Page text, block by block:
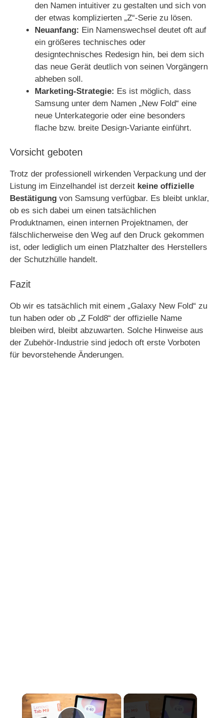
den Namen intuitiver zu gestalten und sich von
der etwas komplizierten „Z“-Serie zu lösen.
Neuanfang: Ein Namenswechsel deutet oft auf
ein größeres technisches oder
designtechnisches Redesign hin, bei dem sich
das neue Gerät deutlich von seinen Vorgängern
abheben soll.
Marketing-Strategie: Es ist möglich, dass
Samsung unter dem Namen „New Fold“ eine
neue Unterkategorie oder eine besonders
flache bzw. breite Design-Variante einführt.
Vorsicht geboten
Trotz der professionell wirkenden Verpackung und der
Listung im Einzelhandel ist derzeit keine offizielle
Bestätigung von Samsung verfügbar. Es bleibt unklar,
ob es sich dabei um einen tatsächlichen
Produktnamen, einen internen Projektnamen, der
fälschlicherweise den Weg auf den Druck gekommen
ist, oder lediglich um einen Platzhalter des Herstellers
der Schutzhülle handelt.
Fazit
Ob wir es tatsächlich mit einem „Galaxy New Fold“ zu
tun haben oder ob „Z Fold8“ der offizielle Name
bleiben wird, bleibt abzuwarten. Solche Hinweise aus
der Zubehör-Industrie sind jedoch oft erste Vorboten
für bevorstehende Änderungen.
×